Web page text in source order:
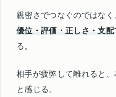
親密さでつなぐのではなく
優位・評価・正しさ・支配
る。
相手が疲弊して離れると、
と感じる。